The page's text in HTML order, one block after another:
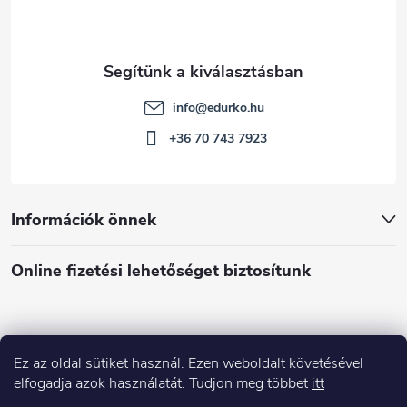
Ez az oldal sütiket használ. Ezen weboldalt követésével
elfogadja azok használatát. Tudjon meg többet itt
Információk önnek
Online fizetési lehetőséget biztosítunk
Á
r
info@edurko.hu
+36 70 743 7923